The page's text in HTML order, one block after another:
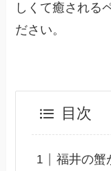
しくて癒される
ださい。
目次
福井の蟹